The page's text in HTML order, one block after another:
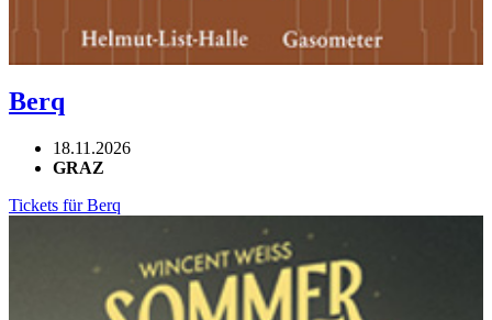
Berq
18.11.2026
GRAZ
Tickets für Berq